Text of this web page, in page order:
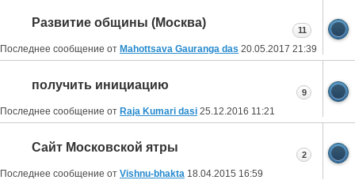
Развитие общины (Москва)
Последнее сообщение от Mahottsava Gauranga das 20.05.2017 21:39
11
получить инициацию
Последнее сообщение от Raja Kumari dasi 25.12.2016 11:21
9
Сайт Московской ятры
Последнее сообщение от Vishnu-bhakta 18.04.2015 16:59
2